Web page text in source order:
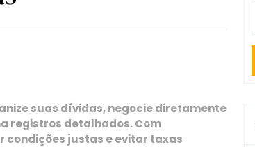
suas dívidas, negocie diretamente
registros detalhados. Com
condições justas e evitar taxas